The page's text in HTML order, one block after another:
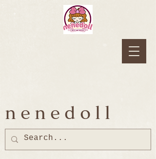
nenedoll